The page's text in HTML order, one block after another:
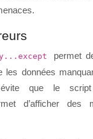
permet
les données
que le script
d’afficher des